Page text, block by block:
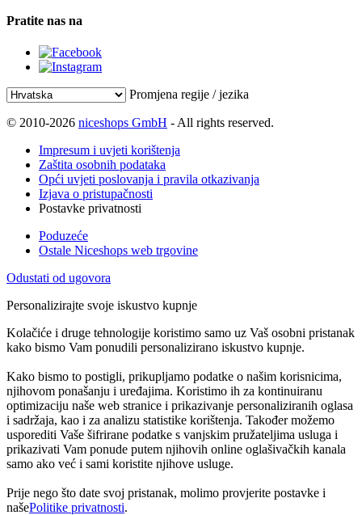
Pratite nas na
Promjena regije / jezika
© 2010-2026 niceshops GmbH - All rights reserved.
Impresum i uvjeti korištenja
Zaštita osobnih podataka
Opći uvjeti poslovanja i pravila otkazivanja
Izjava o pristupačnosti
Postavke privatnosti
Poduzeće
Ostale Niceshops web trgovine
Odustati od ugovora
Personalizirajte svoje iskustvo kupnje
Kolačiće i druge tehnologije koristimo samo uz Vaš osobni pristanak
kako bismo Vam ponudili personalizirano iskustvo kupnje.
Kako bismo to postigli, prikupljamo podatke o našim korisnicima,
njihovom ponašanju i uređajima. Koristimo ih za kontinuiranu
optimizaciju naše web stranice i prikazivanje personaliziranih oglasa
i sadržaja, kao i za analizu statistike korištenja. Također možemo
usporediti Vaše šifrirane podatke s vanjskim pružateljima usluga i
prikazivati Vam ponude putem njihovih online oglašivačkih kanala
samo ako već i sami koristite njihove usluge.
Prije nego što date svoj pristanak, molimo provjerite postavke i
našePolitike privatnosti.